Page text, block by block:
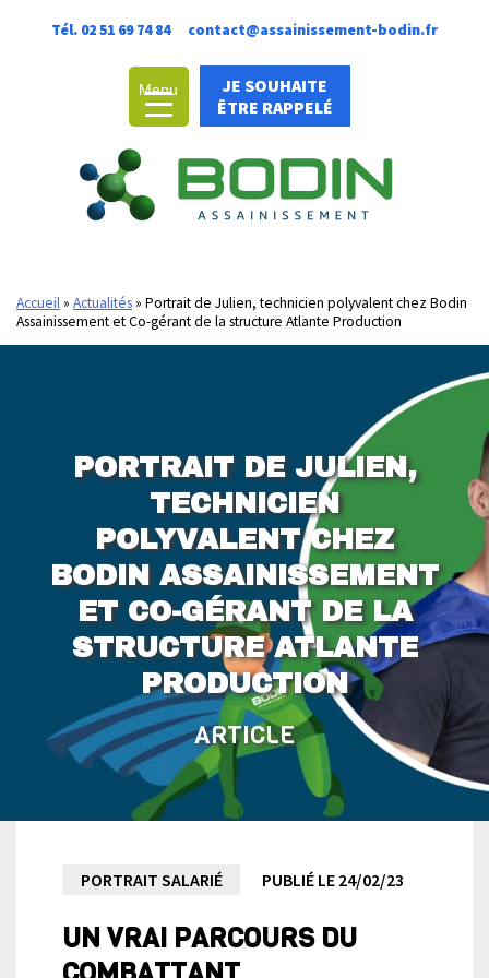
Tél. 02 51 69 74 84 contact@assainissement-bodin.fr
Menu
JE SOUHAITE
ÊTRE RAPPELÉ
Accueil» Actualités» Portrait de Julien, technicien polyvalent chez Bodin
Assainissement et Co-gérant de la structure Atlante Production
PORTRAIT DE JULIEN,
TECHNICIEN
POLYVALENT CHEZ
BODIN ASSAINISSEMENT
ET CO-GÉRANT DE LA
STRUCTURE ATLANTE
PRODUCTION
ARTICLE
Portrait
de
PORTRAIT SALARIÉ PUBLIÉ LE 24/02/23
UN VRAI PARCOURS DU